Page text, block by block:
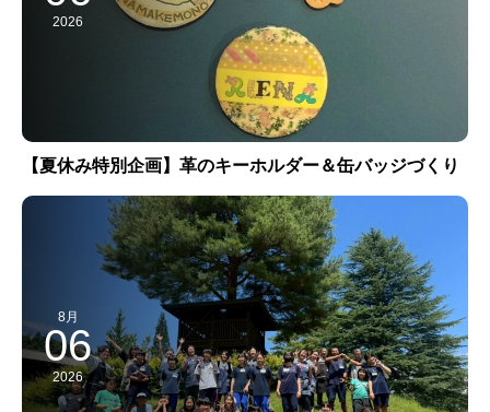
2026
【夏休み特別企画】革のキーホルダー＆缶バッジづくり
8月
06
2026